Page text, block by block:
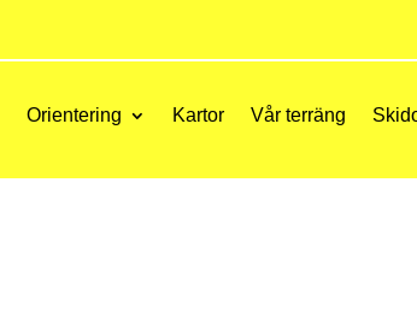
Orientering Kartor Vår terräng